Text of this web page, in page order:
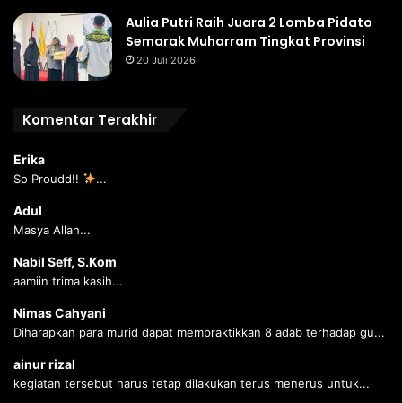
Aulia Putri Raih Juara 2 Lomba Pidato
Semarak Muharram Tingkat Provinsi
20 Juli 2026
Komentar Terakhir
Erika
So Proudd!! ...
Adul
Masya Allah...
Nabil Seff, S.Kom
aamiin trima kasih...
Nimas Cahyani
Diharapkan para murid dapat mempraktikkan 8 adab terhadap gu...
ainur rizal
kegiatan tersebut harus tetap dilakukan terus menerus untuk...